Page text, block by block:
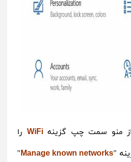
از منو سمت چپ گزینهWiFi را
"
Manage known networks
"